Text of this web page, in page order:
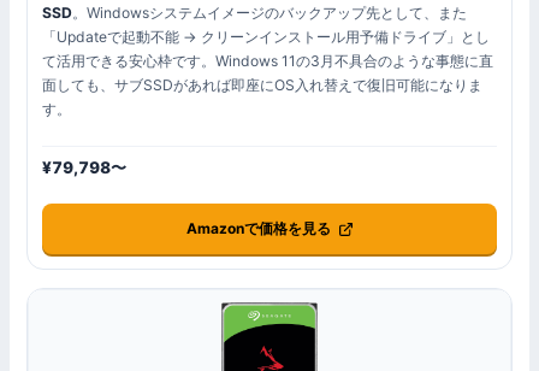
SSD。Windowsシステムイメージのバックアップ先として、また
「Updateで起動不能 → クリーンインストール用予備ドライブ」とし
て活用できる安心枠です。Windows 11の3月不具合のような事態に直
面しても、サブSSDがあれば即座にOS入れ替えで復旧可能になりま
す。
¥79,798〜
Amazonで価格を見る